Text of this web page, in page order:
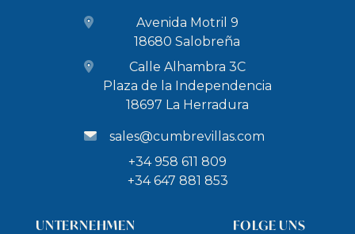
Avenida Motril 9
18680 Salobreña
Calle Alhambra 3C
Plaza de la Independencia
18697 La Herradura
sales@cumbrevillas.com
+34 958 611 809
+34 647 881 853
UNTERNEHMEN FOLGE UNS